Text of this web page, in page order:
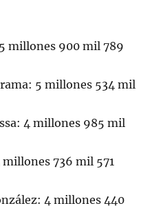
millones 900 mil 789
5 millones 534 mil
4 millones 985 mil
736 mil 571
4 millones 440